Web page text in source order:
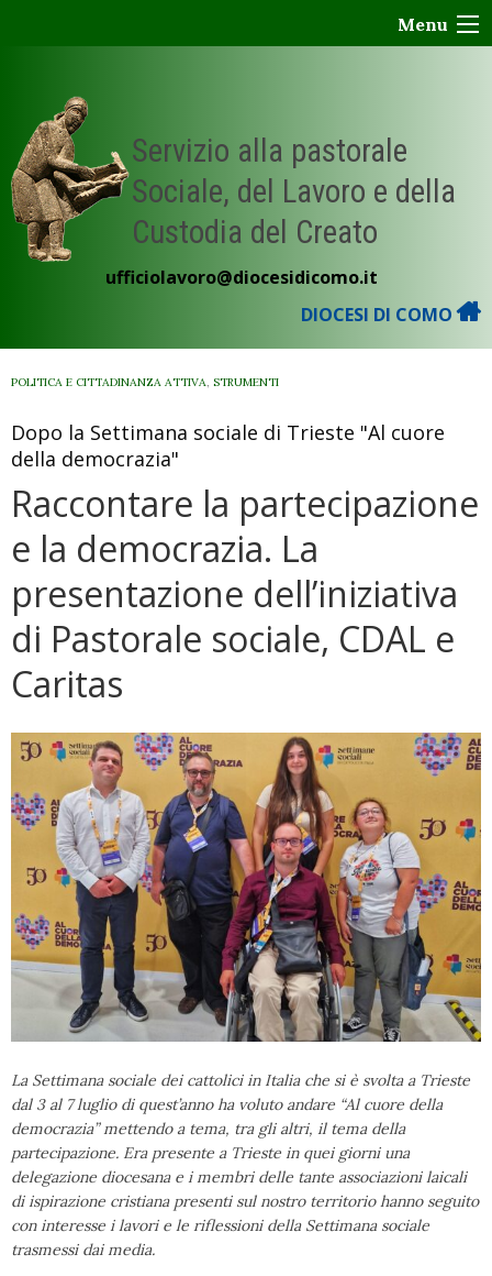
Menu
Servizio alla pastorale
Sociale, del Lavoro e della
Custodia del Creato
ufficiolavoro@diocesidicomo.it
DIOCESI DI COMO
POLITICA E CITTADINANZA ATTIVA, STRUMENTI
Dopo la Settimana sociale di Trieste "Al cuore
della democrazia"
Raccontare la partecipazione
e la democrazia. La
presentazione dell’iniziativa
di Pastorale sociale, CDAL e
Caritas
La Settimana sociale dei cattolici in Italia che si è svolta a Trieste
dal 3 al 7 luglio di quest’anno ha voluto andare “Al cuore della
democrazia” mettendo a tema, tra gli altri, il tema della
partecipazione. Era presente a Trieste in quei giorni una
delegazione diocesana e i membri delle tante associazioni laicali
di ispirazione cristiana presenti sul nostro territorio hanno seguito
con interesse i lavori e le riflessioni della Settimana sociale
trasmessi dai media.